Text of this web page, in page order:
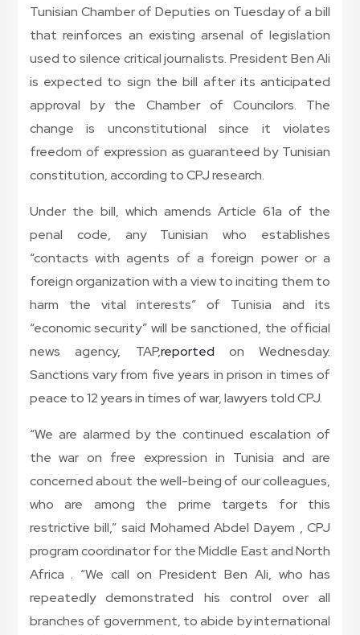
Tunisian Chamber of Deputies on Tuesday of a bill
that reinforces an existing arsenal of legislation
used to silence critical journalists. President Ben Ali
is expected to sign the bill after its anticipated
approval by the Chamber of Councilors. The
change is unconstitutional since it violates
freedom of expression as guaranteed by Tunisian
constitution, according to CPJ research.
Under the bill, which amends Article 61a of the
penal code, any Tunisian who establishes
“contacts with agents of a foreign power or a
foreign organization with a view to inciting them to
harm the vital interests” of Tunisia and its
“economic security” will be sanctioned, the official
news agency, TAP,reported on Wednesday.
Sanctions vary from five years in prison in times of
peace to 12 years in times of war, lawyers told CPJ.
“We are alarmed by the continued escalation of
the war on free expression in Tunisia and are
concerned about the well-being of our colleagues,
who are among the prime targets for this
restrictive bill,” said Mohamed Abdel Dayem , CPJ
program coordinator for the Middle East and North
Africa . “We call on President Ben Ali, who has
repeatedly demonstrated his control over all
branches of government, to abide by international